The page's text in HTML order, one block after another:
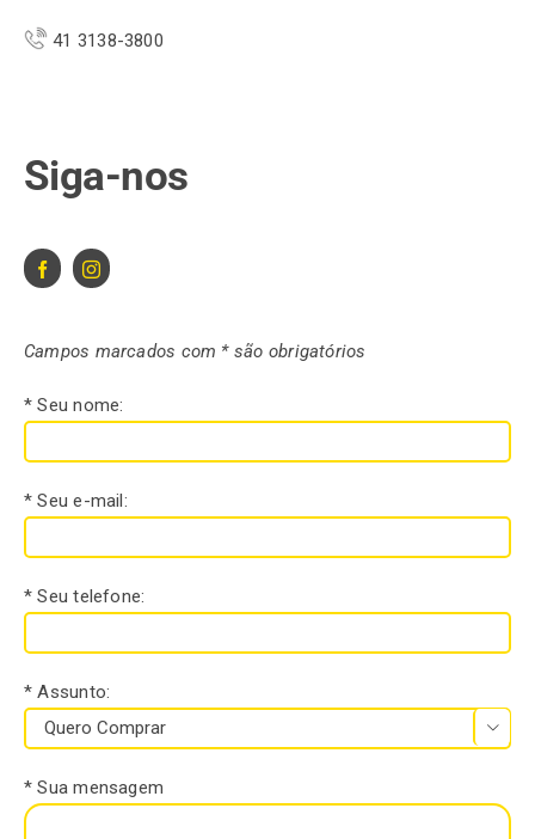
41 3138-3800
Siga-nos
Campos marcados com * são obrigatórios
* Seu nome:
* Seu e-mail:
* Seu telefone:
* Assunto:

* Sua mensagem